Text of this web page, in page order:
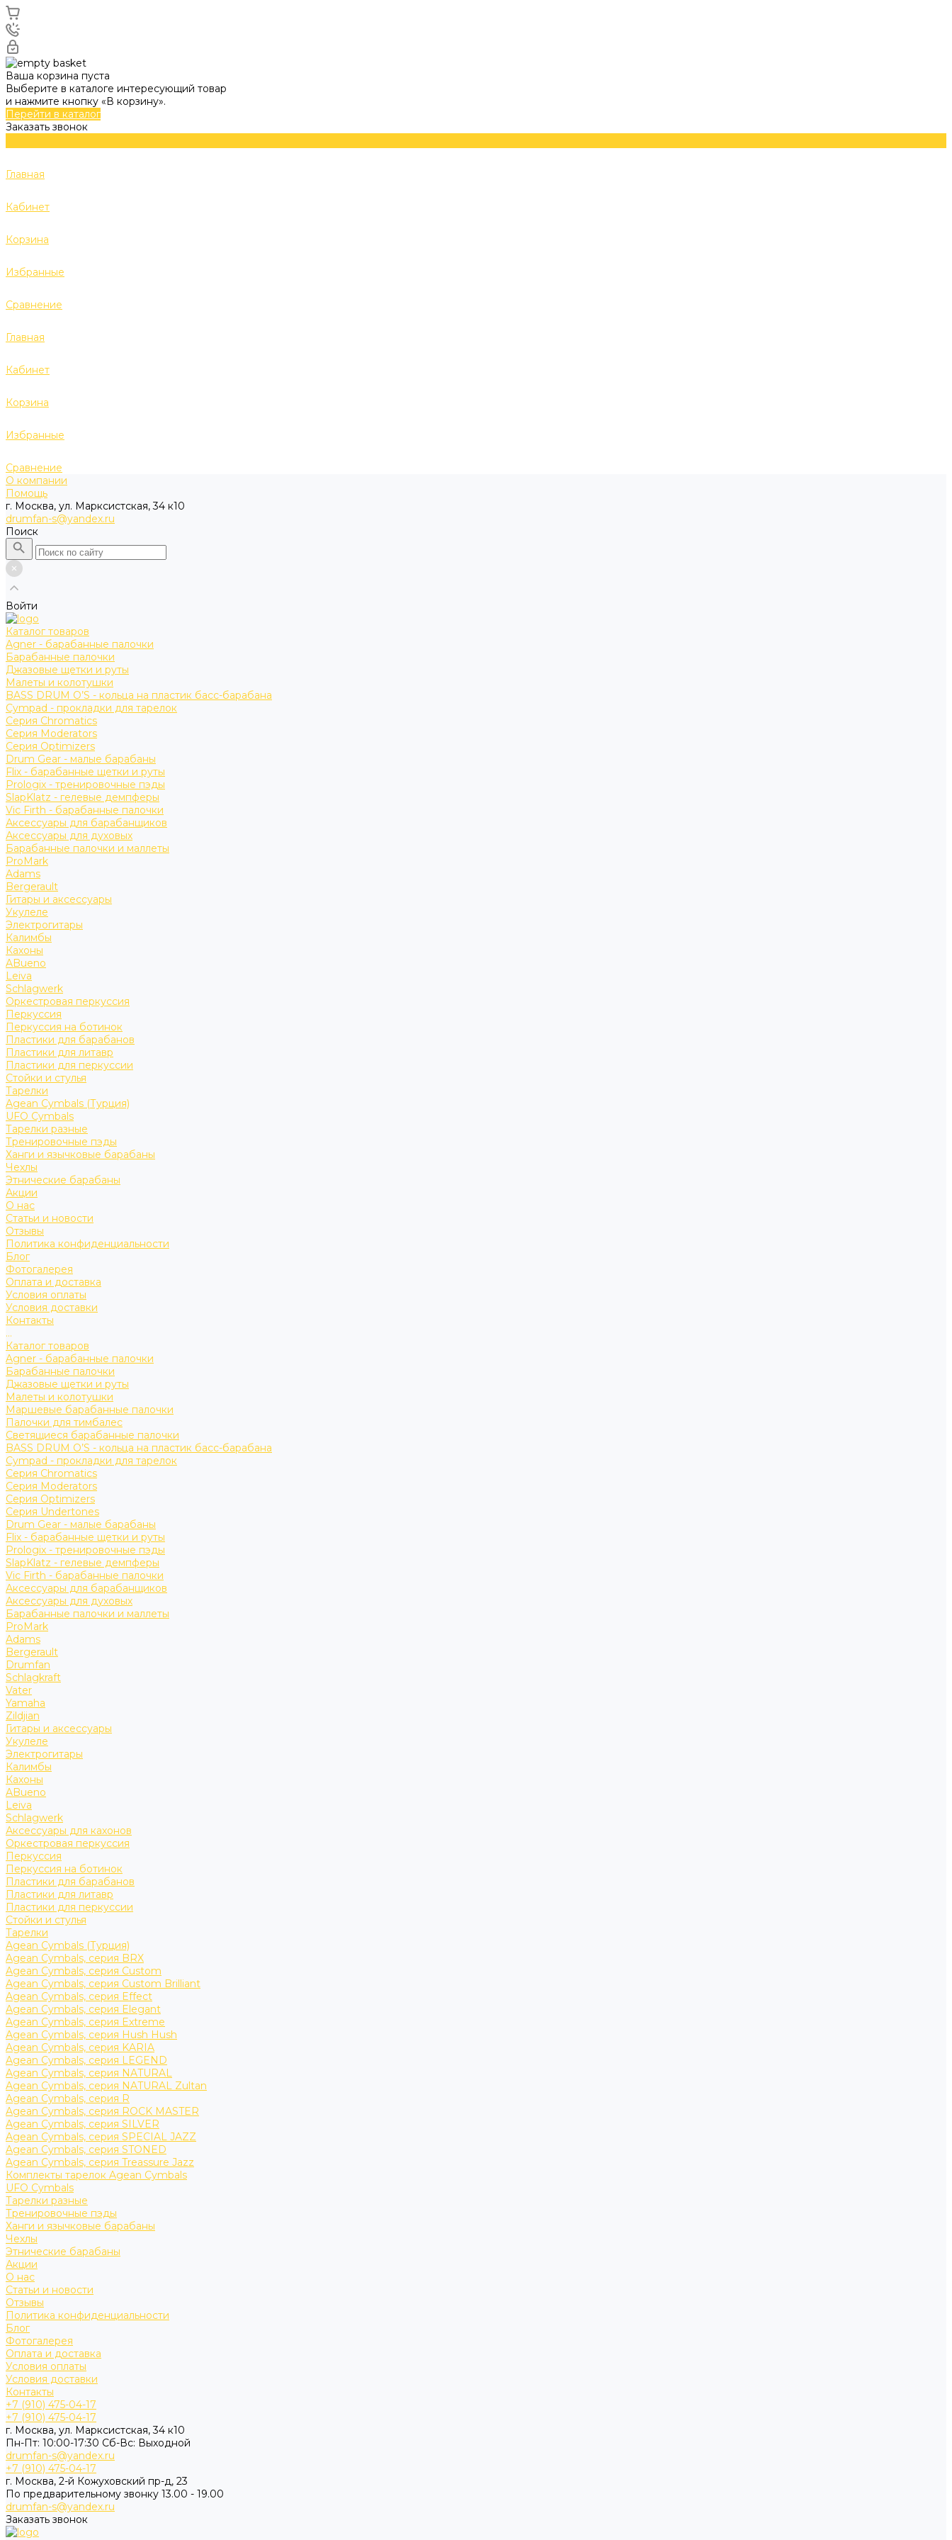
Ваша корзина пуста
Выберите в каталоге интересующий товар
и нажмите кнопку «В корзину».
Перейти в каталог
Заказать звонок
Главная
Кабинет
Корзина
Избранные
Сравнение
Главная
Кабинет
Корзина
Избранные
Сравнение
О компании
Помощь
г. Москва, ул. Марксистская, 34 к10
drumfan-s@yandex.ru
Поиск
Войти
Каталог товаров
Agner - барабанные палочки
Барабанные палочки
Джазовые щетки и руты
Малеты и колотушки
BASS DRUM O’S - кольца на пластик басс-барабана
Cympad - прокладки для тарелок
Серия Chromatics
Серия Moderators
Серия Optimizers
Drum Gear - малые барабаны
Flix - барабанные щетки и руты
Prologix - тренировочные пэды
SlapKlatz - гелевые демпферы
Vic Firth - барабанные палочки
Аксессуары для барабанщиков
Аксессуары для духовых
Барабанные палочки и маллеты
ProMark
Adams
Bergerault
Гитары и аксессуары
Укулеле
Электрогитары
Калимбы
Кахоны
ABueno
Leiva
Schlagwerk
Оркестровая перкуссия
Перкуссия
Перкуссия на ботинок
Пластики для барабанов
Пластики для литавр
Пластики для перкуссии
Стойки и стулья
Тарелки
Agean Cymbals (Турция)
UFO Cymbals
Тарелки разные
Тренировочные пэды
Ханги и язычковые барабаны
Чехлы
Этнические барабаны
Акции
О нас
Статьи и новости
Отзывы
Политика конфиденциальности
Блог
Фотогалерея
Оплата и доставка
Условия оплаты
Условия доставки
Контакты
...
Каталог товаров
Agner - барабанные палочки
Барабанные палочки
Джазовые щетки и руты
Малеты и колотушки
Маршевые барабанные палочки
Палочки для тимбалес
Светящиеся барабанные палочки
BASS DRUM O’S - кольца на пластик басс-барабана
Cympad - прокладки для тарелок
Серия Chromatics
Серия Moderators
Серия Optimizers
Серия Undertones
Drum Gear - малые барабаны
Flix - барабанные щетки и руты
Prologix - тренировочные пэды
SlapKlatz - гелевые демпферы
Vic Firth - барабанные палочки
Аксессуары для барабанщиков
Аксессуары для духовых
Барабанные палочки и маллеты
ProMark
Adams
Bergerault
Drumfan
Schlagkraft
Vater
Yamaha
Zildjian
Гитары и аксессуары
Укулеле
Электрогитары
Калимбы
Кахоны
ABueno
Leiva
Schlagwerk
Аксессуары для кахонов
Оркестровая перкуссия
Перкуссия
Перкуссия на ботинок
Пластики для барабанов
Пластики для литавр
Пластики для перкуссии
Стойки и стулья
Тарелки
Agean Cymbals (Турция)
Agean Cymbals, серия BRX
Agean Cymbals, серия Custom
Agean Cymbals, серия Custom Brilliant
Agean Cymbals, серия Effect
Agean Cymbals, серия Elegant
Agean Cymbals, серия Extreme
Agean Cymbals, серия Hush Hush
Agean Cymbals, серия KARIA
Agean Cymbals, серия LEGEND
Agean Cymbals, серия NATURAL
Agean Cymbals, серия NATURAL Zultan
Agean Cymbals, серия R
Agean Cymbals, серия ROCK MASTER
Agean Cymbals, серия SILVER
Agean Cymbals, серия SPECIAL JAZZ
Agean Cymbals, серия STONED
Agean Cymbals, серия Treassure Jazz
Комплекты тарелок Agean Cymbals
UFO Cymbals
Тарелки разные
Тренировочные пэды
Ханги и язычковые барабаны
Чехлы
Этнические барабаны
Акции
О нас
Статьи и новости
Отзывы
Политика конфиденциальности
Блог
Фотогалерея
Оплата и доставка
Условия оплаты
Условия доставки
Контакты
+7 (910) 475-04-17
+7 (910) 475-04-17
г. Москва, ул. Марксистская, 34 к10
Пн-Пт: 10:00-17:30 Cб-Вс: Выходной
drumfan-s@yandex.ru
+7 (910) 475-04-17
г. Москва, 2-й Кожуховский пр-д, 23
По предварительному звонку 13.00 - 19.00
drumfan-s@yandex.ru
Заказать звонок